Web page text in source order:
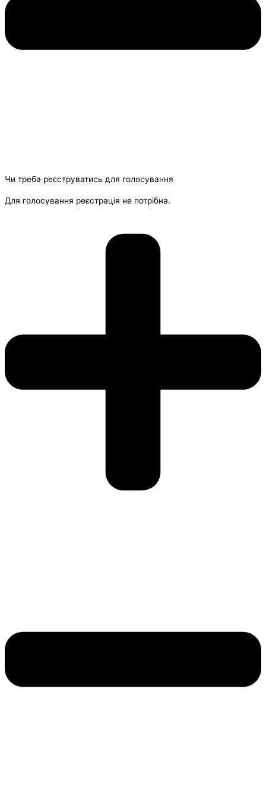
Чи треба реєструватись для голосування
Для голосування реєстрація не потрібна.